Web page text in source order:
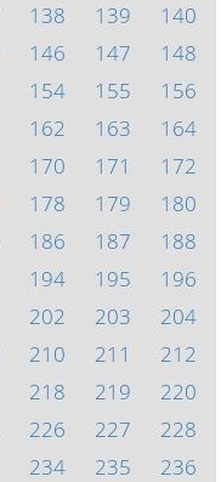
138 139
140
146 147
148
154 155
156
162 163
164
170 171
172
178 179
180
186 187
188
194 195
196
202 203
204
210 211
212
218 219
220
226 227
228
234 235
236